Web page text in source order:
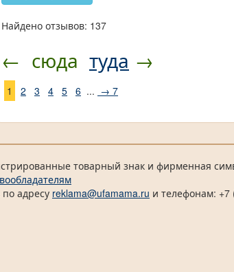
Найдено отзывов: 137
← сюда туда →
1 2 3 4 5 6 ... → 7
товарный знак и фирменная
адресу reklama@ufamama.ru и телефонам: +7